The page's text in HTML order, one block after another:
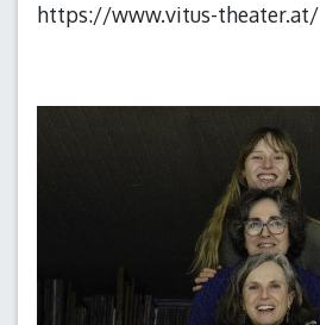
https://www.vitus-theater.at/